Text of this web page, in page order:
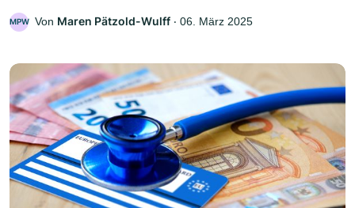
MPW Von Maren Pätzold-Wulff ‧ 06. März 2025